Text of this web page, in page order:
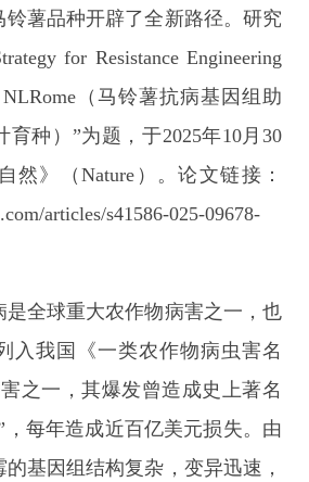
薯品种开辟了全新路径。研究
for Resistance Engineering
NLRome（马铃薯抗病基因组助
育种）”为题，于2025年10月30
然》（Nature）。论文链接：
articles/s41586-025-09678-
全球重大农作物病害之一，也
入我国《一类农作物病虫害名
之一，其爆发曾造成史上著名
，每年造成近百亿美元损失。由
基因组结构复杂，变异迅速，